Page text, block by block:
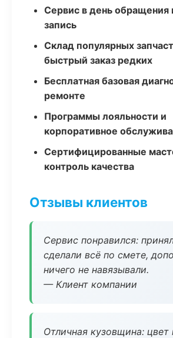
Сервис в день обращения
запись
Склад популярных
быстрый заказ редких
Бесплатная базовая
ремонте
Программы лояльности и
корпоративное
Сертифицированные
контроль качества
Отзывы клиентов
Сервис понравился:
сделали всё по смете,
ничего не навязывали.
— Клиент компании
Отличная кузовщина: цвет